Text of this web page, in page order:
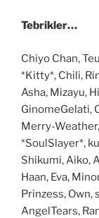
Tebrikler…
Chiyo Chan,
*Kitty*, Chili,
Asha, Mizayu,
GinomeGelati,
Merry-
*SoulSlayer*,
Shikumi, Aiko,
Haan, Eva,
Prinzess, Own,
AngelTears,